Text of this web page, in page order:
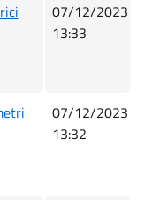
07/12/2023
13:33
07/12/2023
13:32